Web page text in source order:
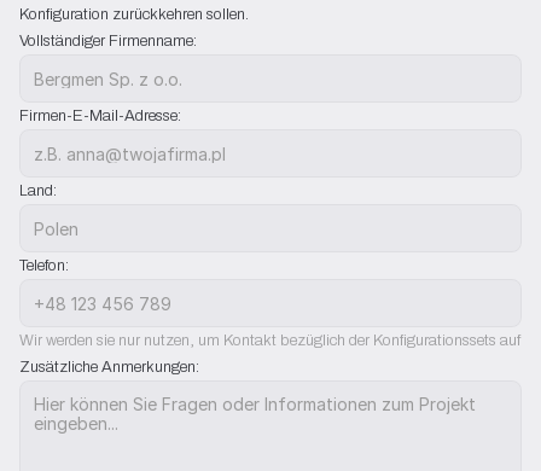
Konfiguration zurückkehren sollen.
Vollständiger Firmenname:
Firmen-E-Mail-Adresse:
Land:
Telefon:
Wir werden sie nur nutzen, um Kontakt bezüglich der Konfigurationssets
Zusätzliche Anmerkungen: